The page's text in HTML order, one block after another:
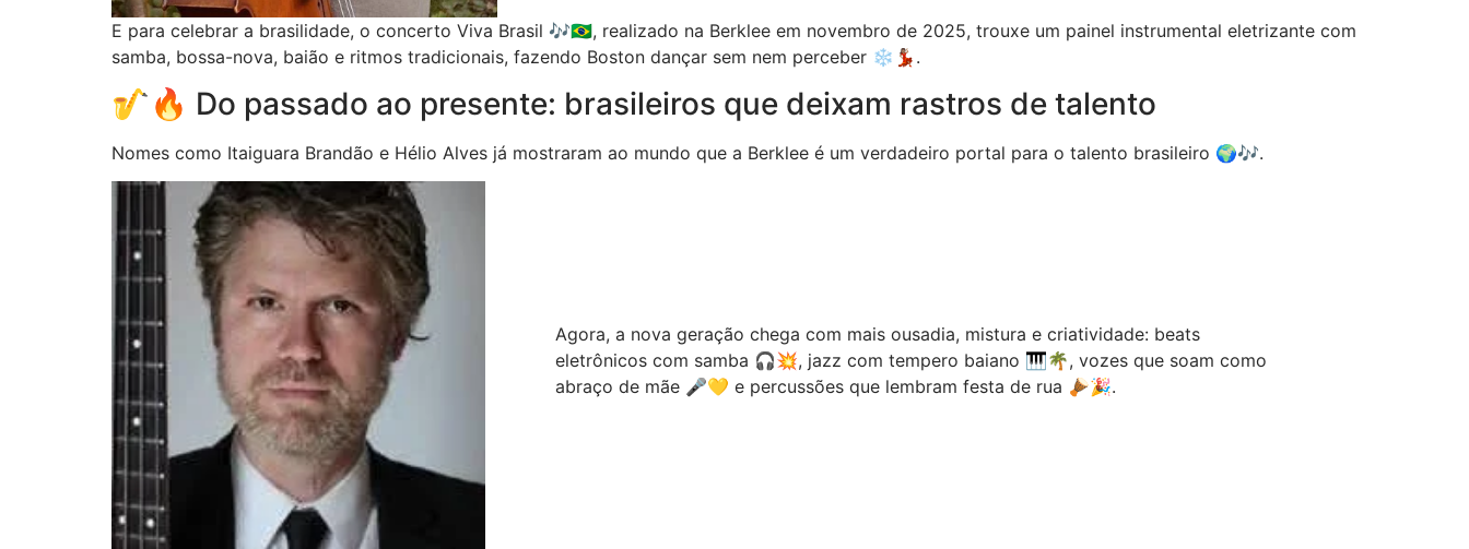
E para celebrar a brasilidade, o concerto Viva Brasil 🎶🇧🇷, realizado na Berklee em novembro de 2025, trouxe um painel instrumental eletrizante com
samba, bossa-nova, baião e ritmos tradicionais, fazendo Boston dançar sem nem perceber ❄️💃🏽.
🎷🔥 Do passado ao presente: brasileiros que deixam rastros de talento
Nomes como Itaiguara Brandão e Hélio Alves já mostraram ao mundo que a Berklee é um verdadeiro portal para o talento brasileiro 🌍🎶.
Agora, a nova geração chega com mais ousadia, mistura e criatividade: beats
eletrônicos com samba 🎧💥, jazz com tempero baiano 🎹🌴, vozes que soam como
abraço de mãe 🎤💛 e percussões que lembram festa de rua 🪘🎉.